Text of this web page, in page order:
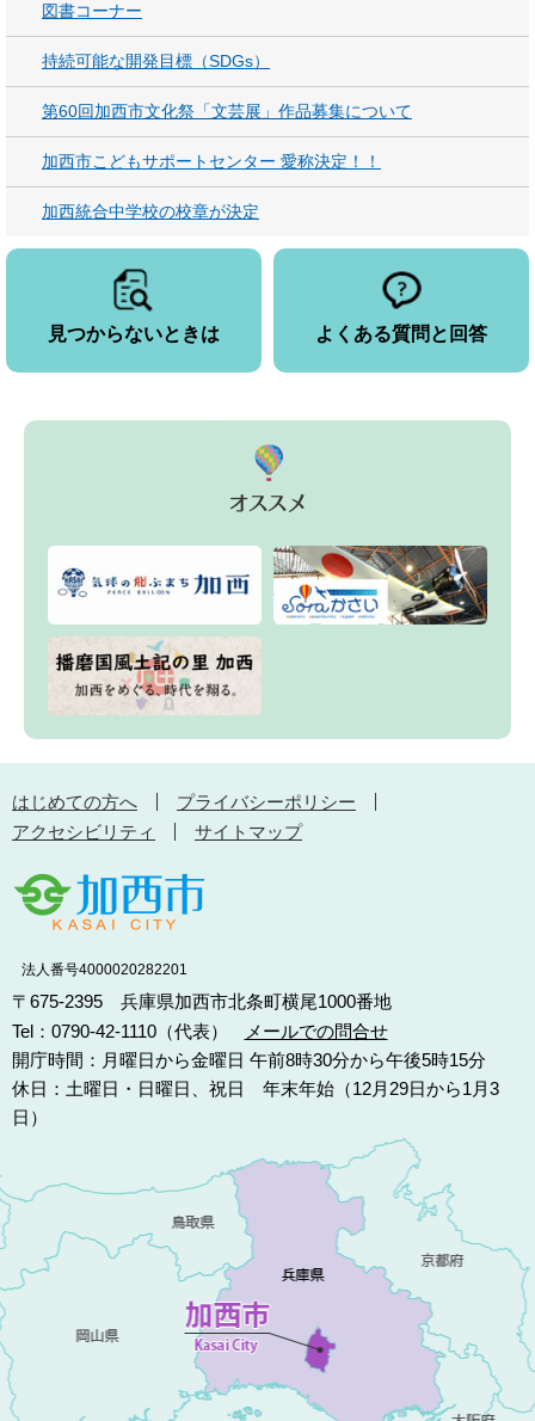
図書コーナー
持続可能な開発目標（SDGs）
第60回加西市文化祭「文芸展」作品募集について
加西市こどもサポートセンター 愛称決定！！
加西統合中学校の校章が決定
見つからないときは よくある質問と回答
はじめての方へ
プライバシーポリシー
アクセシビリティ
サイトマップ
法人番号4000020282201
〒675-2395 兵庫県加西市北条町横尾1000番地
Tel：0790-42-1110（代表）
メールでの問合せ
開庁時間：月曜日から金曜日 午前8時30分から午後5時15分
休日：土曜日・日曜日、祝日 年末年始（12月29日から1月3
日）